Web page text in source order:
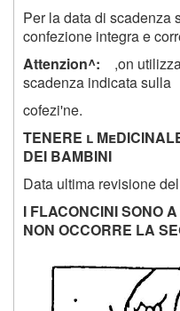
Per la data di scadenza
confezione integra e
Attenzion^: ,on
scadenza indicata sulla
cofezi'ne.
TENERE l
DEI BAMBINI
Data ultima revisione
I FLACONCINI SONO
NON OCCORRE LA